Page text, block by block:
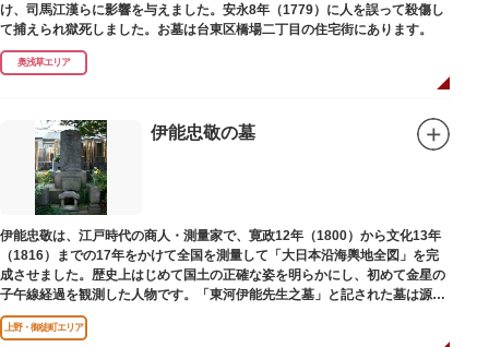
け、司馬江漢らに影響を与えました。安永8年（1779）に人を誤って殺傷し
て捕えられ獄死しました。お墓は台東区橋場二丁目の住宅街にあります。
奥浅草エリア
伊能忠敬の墓
伊能忠敬は、江戸時代の商人・測量家で、寛政12年（1800）から文化13年
（1816）までの17年をかけて全国を測量して「大日本沿海輿地全図」を完
成させました。歴史上はじめて国土の正確な姿を明らかにし、初めて金星の
子午線経過を観測した人物です。「東河伊能先生之墓」と記された墓は源空
寺（げんくうじ）にあります。
上野・御徒町エリア